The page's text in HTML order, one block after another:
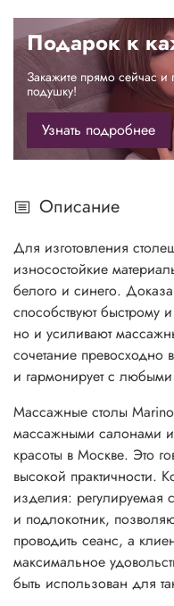
Подарок к
Закажите прямо сейчас
подушку!
Узнать подробнее
Описание
Для изготовления
износостойкие
белого и синего.
способствуют
но и усиливают
сочетание
и гармонирует с
Массажные столы
массажными салонами
красоты в Москве. Это
высокой практичности.
изделия: регулируемая
и подлокотник,
проводить сеанс, а
максимальное
быть использован для